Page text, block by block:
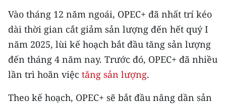
E-Magazine
Video
Media Chính trị
Media Kinh tế
Media Văn hóa
Vào tháng 12 năm ngoái, OPEC+ đã nhất trí kéo
dài thời gian cắt giảm sản lượng đến hết quý I
năm 2025, lùi kế hoạch bắt đầu tăng sản lượng
đến tháng 4 năm nay. Trước đó, OPEC+ đã nhiều
lần trì hoãn việc tăng sản lượng.
Theo kế hoạch, OPEC+ sẽ bắt đầu nâng dần sản